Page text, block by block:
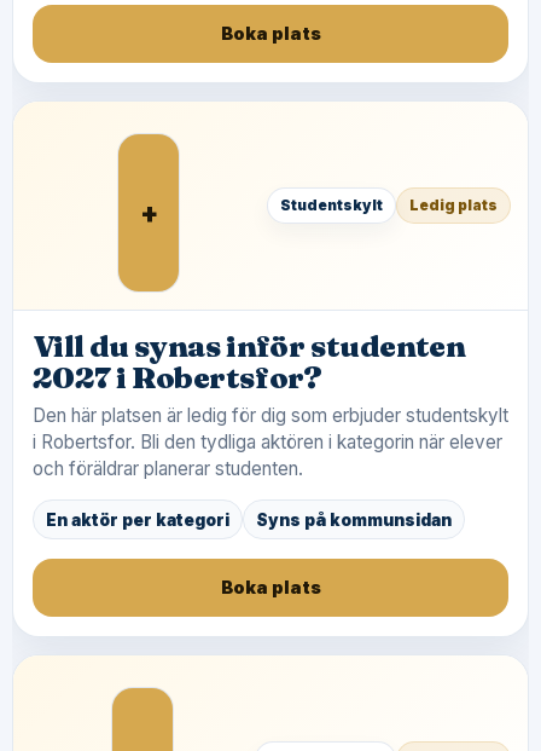
Boka plats
+ Studentskylt Ledig plats
Vill du synas inför studenten
2027 i Robertsfor?
Den här platsen är ledig för dig som erbjuder studentskylt
i Robertsfor. Bli den tydliga aktören i kategorin när elever
och föräldrar planerar studenten.
En aktör per kategori Syns på kommunsidan
Boka plats